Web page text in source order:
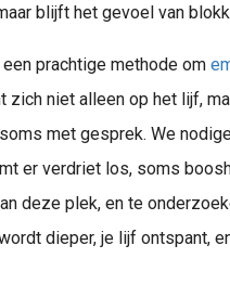
blijft het gevoel van
prachtige methode om
zich niet alleen op het lijf,
met gesprek. We
er verdriet los, soms
deze plek, en te
dieper, je lijf ontspant,